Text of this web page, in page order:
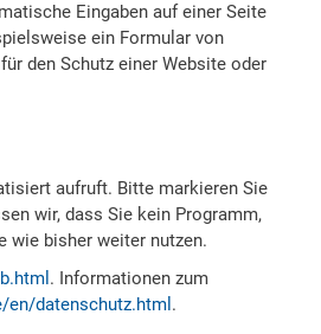
Eingaben auf einer Seite
ein Formular von
den Schutz einer Website oder
aufruft. Bitte markieren Sie
wir, dass Sie kein Programm,
wie bisher weiter nutzen.
. Informationen zum
en/datenschutz.html .